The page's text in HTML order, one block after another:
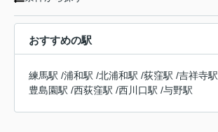
おすすめの駅
練馬駅 /浦和駅 /北浦和駅 /荻窪駅 /吉祥寺駅
豊島園駅 /西荻窪駅 /西川口駅 /与野駅